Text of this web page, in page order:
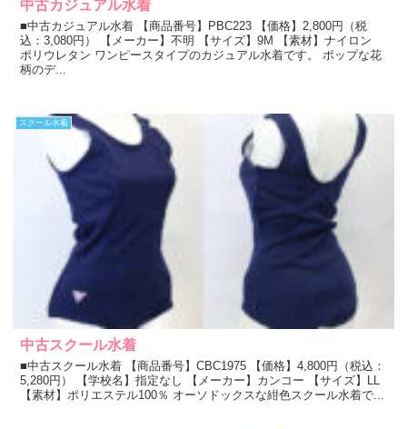
中古カジュアル水着
■中古カジュアル水着 【商品番号】PBC223 【価格】2,800円（税
込：3,080円） 【メーカー】不明 【サイズ】9M 【素材】ナイロン
ポリウレタン ワンピースタイプのカジュアル水着です。 ポップな花
柄のデ...
スクール水着
中古スクール水着
■中古スクール水着 【商品番号】CBC1975 【価格】4,800円（税込：
5,280円） 【学校名】指定なし 【メーカー】カンコー 【サイズ】LL
【素材】ポリエステル100％ オーソドックスな紺色スクール水着で...